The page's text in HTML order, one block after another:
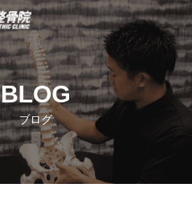
BLOG
ブログ